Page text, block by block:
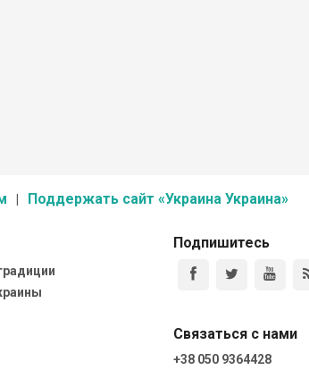
Поддержать сайт «Украина Украина»
Подпишитесь
Связаться с нами
+38 050 9364428